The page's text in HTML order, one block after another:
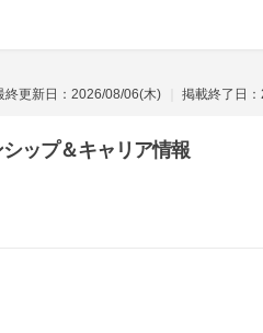
終更新日：2026/08/06(木) 掲載終了日
ップ＆キャリア情報